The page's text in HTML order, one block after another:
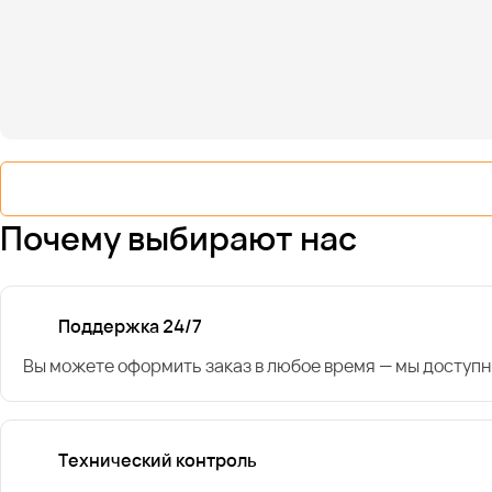
Почему выбирают нас
Поддержка 24/7
Вы можете оформить заказ в любое время — мы
Технический контроль